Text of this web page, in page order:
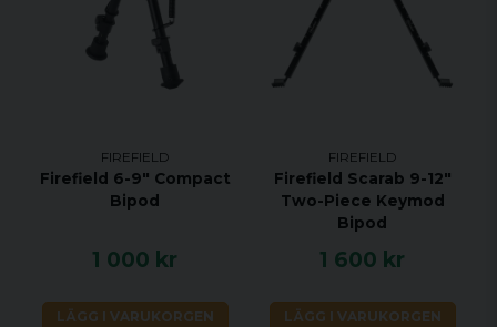
FIREFIELD
Firefield 6-9" Compact
Bipod
1 000 kr
LÄGG I VARUKORGEN
FIREFIELD
Firefield Scarab 9-12"
Two-Piece Keymod
Bipod
1 600 kr
LÄGG I VARUKORGEN
16.3 oz